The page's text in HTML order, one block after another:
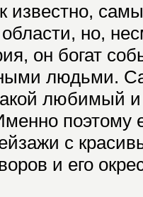
известно,
но,
он богат
людьми.
любимый
поэтому
с
и его